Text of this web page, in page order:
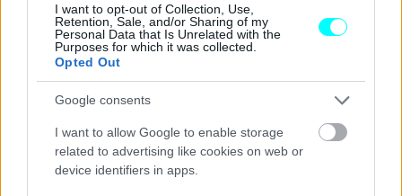
I want to opt-out of Collection, Use,
Retention, Sale, and/or Sharing of my
Personal Data that Is Unrelated with the
Purposes for which it was collected.
Opted Out
Google consents
I want to allow Google to enable storage
related to advertising like cookies on web or
device identifiers in apps.